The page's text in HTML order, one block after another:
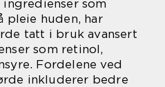
som
pleie huden, har
tatt i bruk avansert
som retinol,
Fordelene ved
inkluderer bedre